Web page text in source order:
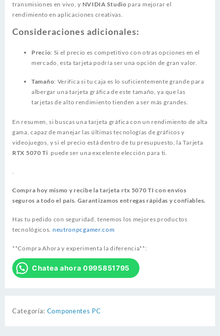
transmisiones en vivo, y NVIDIA Studio para mejorar el
rendimiento en aplicaciones creativas.
Consideraciones adicionales:
Precio: Si el precio es competitivo con otras opciones en el
mercado, esta tarjeta podría ser una opción de gran valor.
Tamaño: Verifica si tu caja es lo suficientemente grande para
albergar una tarjeta gráfica de este tamaño, ya que las
tarjetas de alto rendimiento tienden a ser más grandes.
En resumen, si buscas una tarjeta gráfica con un rendimiento de alta
gama, capaz de manejar las últimas tecnologías de gráficos y
videojuegos, y si el precio está dentro de tu presupuesto, la Tarjeta
RTX 5070 Ti puede ser una excelente elección para ti.
.
Compra hoy mismo y recibe la tarjeta rtx 5070 TI con envíos
seguros a todo el país. Garantizamos entregas rápidas y confiables.
Has tu pedido con seguridad, tenemos los mejores productos
tecnológicos. neutronpcgamer.com
**Compra Ahora y experimenta la diferencia**:
Chatea ahora 0995851795
Categoría: Componentes PC